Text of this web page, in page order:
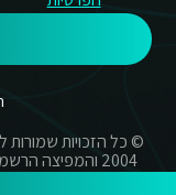
מסחריים אשר